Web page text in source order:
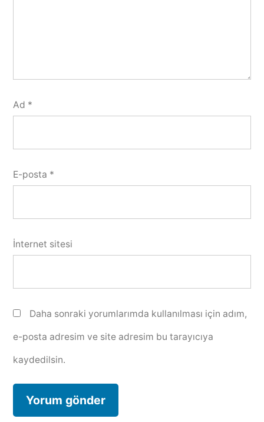
Ad *
E-posta *
İnternet sitesi
Daha sonraki yorumlarımda kullanılması için adım,
e-posta adresim ve site adresim bu tarayıcıya
kaydedilsin.